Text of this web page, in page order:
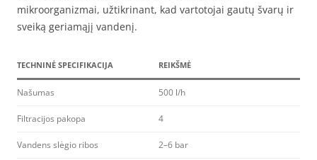
mikroorganizmai, užtikrinant, kad vartotojai gautų švarų ir
sveiką geriamąjį vandenį.
TECHNINĖ SPECIFIKACIJA REIKŠMĖ
Našumas 500 l/h
Filtracijos pakopa 4
Vandens slėgio ribos 2–6 bar